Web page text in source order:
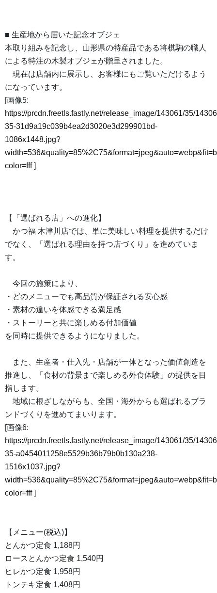
■ 生産地から届いた記念オブジェ
本取り組みを記念し、山形県の特産品である将棋駒の職人
による特注の木製オブジェが贈呈されました。
現在は店舗内に展示し、お客様にもご覧いただけるよう
になっています。
[画像5:
https://prcdn.freetls.fastly.net/release_image/143061/35/
35-31d9a19c039b4ea2d3020e3d299901bd-
1086x1448.jpg?
color=fff]
【「選ばれる店」への進化】
かつ福 木津川店では、単に美味しい料理を提供するだけ
でなく、「選ばれる理由を持つ店づくり」を進めていま
す。
今回の施策により、
・どのメニューでも高品質が保証される安心感
・素材の違いを体感できる満足感
・ストーリーと共に楽しめる付加価値
を同時に提供できるようになりました。
また、生産者・仕入先・店舗が一体となった価値創造を
推進し、「食材の背景まで楽しめる外食体験」の提供を目
指します。
地域に根ざしながらも、全国・海外からも選ばれるブラ
ンドづくりを進めてまいります。
[画像6:
https://prcdn.freetls.fastly.net/release_image/143061/35/
35-a0454011258e5529b36b79b0b130a238-
1516x1037.jpg?
color=fff]
【メニュー(税込)】
とんかつ定食 1,188円
ロースとんかつ定食 1,540円
ヒレかつ定食 1,958円
トンテキ定食 1,408円